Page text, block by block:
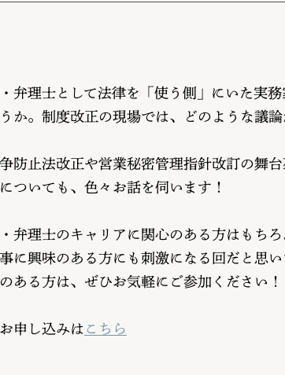
弁理士として法律を「使う側」にいた実
か。制度改正の現場では、どのような議
防止法改正や営業秘密管理指針改訂の舞
ついても、色々お話を伺います！
弁理士のキャリアに関心のある方はもち
に興味のある方にも刺激になる回だと思い
ある方は、ぜひお気軽にご参加ください！
申し込みは こちら